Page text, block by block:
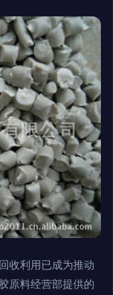
收利用已成为推动
原料经营部提供的